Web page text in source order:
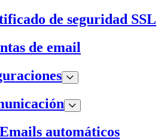
de seguridad SSL
de email
Emails automáticos